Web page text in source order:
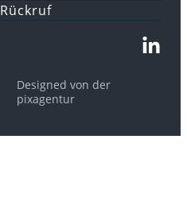
Rückruf
Designed von der
pixagentur